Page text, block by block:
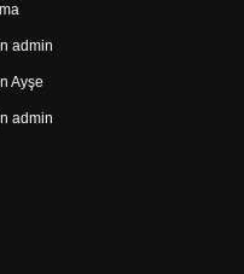
admin
Ayşe
admin